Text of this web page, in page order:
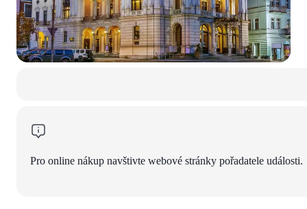
Pro online nákup navštivte webové stránky pořadatele události.